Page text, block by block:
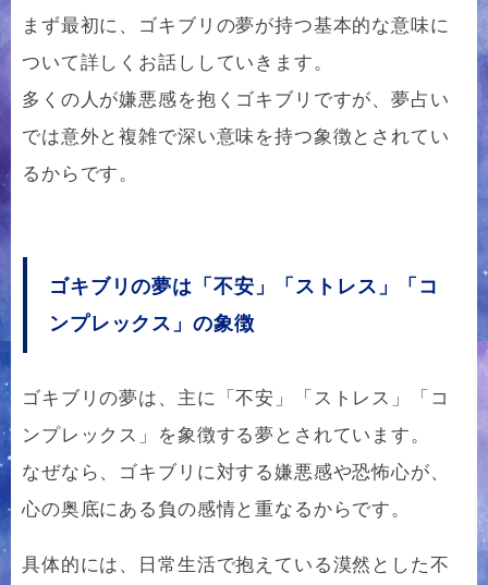
まず最初に、ゴキブリの夢が持つ基本的な意味に
ついて詳しくお話ししていきます。
多くの人が嫌悪感を抱くゴキブリですが、夢占い
では意外と複雑で深い意味を持つ象徴とされてい
るからです。
ゴキブリの夢は「不安」「ストレス」「コ
ンプレックス」の象徴
ゴキブリの夢は、主に「不安」「ストレス」「コ
ンプレックス」を象徴する夢とされています。
なぜなら、ゴキブリに対する嫌悪感や恐怖心が、
心の奥底にある負の感情と重なるからです。
具体的には、日常生活で抱えている漠然とした不